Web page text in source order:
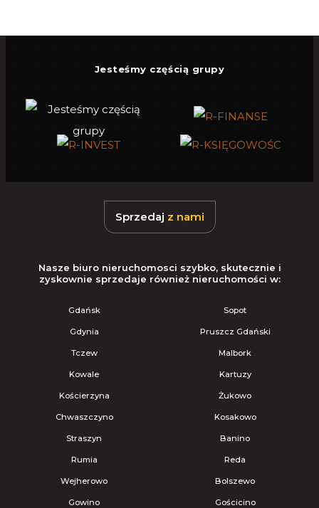
Jesteśmy częścią grupy
Sprzedaj z nami
Nasze biuro nieruchomosci szybko, skutecznie i
zyskownie sprzedaje również nieruchomości w:
Gdańsk Sopot
Gdynia Pruszcz Gdański
Tczew Malbork
Kowale Kartuzy
Kościerzyna Żukowo
Chwaszczyno Kosakowo
Straszyn Banino
Rumia Reda
Wejherowo Bolszewo
Gowino Gościcino